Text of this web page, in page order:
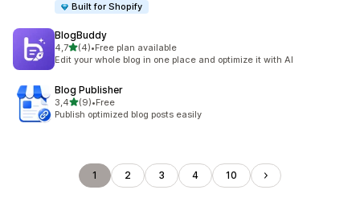
Built for Shopify
BlogBuddy
4,7stelle su 5
(4)
4 recensioni totali
•Free plan available
Edit your whole blog in one place and optimize it with AI
Blog Publisher
3,4stelle su 5
(9)
9 recensioni totali
•Free
Publish optimized blog posts easily
1 2 3 4 10